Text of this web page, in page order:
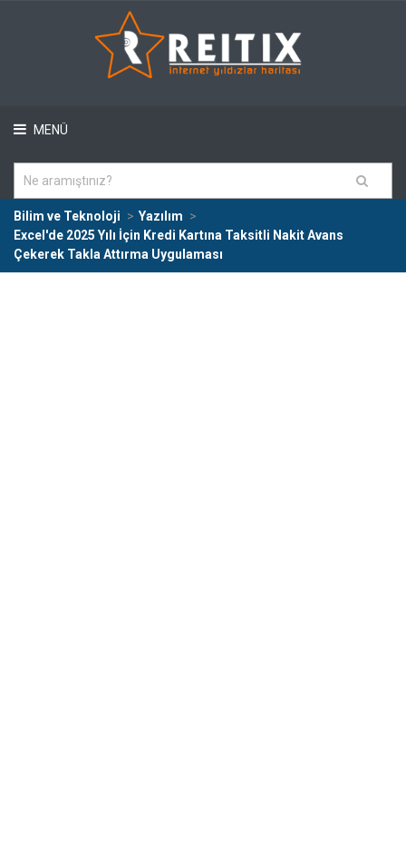
MENÜ
Bilim ve Teknoloji
Yazılım
Excel'de 2025 Yılı İçin Kredi Kartına Taksitli Nakit Avans
Çekerek Takla Attırma Uygulaması